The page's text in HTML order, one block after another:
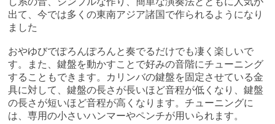
出て、今では多くの東南アジア諸国で作られるようになり
ました
おやゆびでぽろんぽろんと奏でるだけでも凄く楽しいで
す。また、鍵盤を動かすことで好みの音階にチューニング
することもできます。カリンバの鍵盤を固定させている金
具に対して、鍵盤の長さが長いほど音程が低くなり、鍵盤
の長さが短いほど音程が高くなります。チューニングに
は、専用の小さいハンマーやペンチが用いられます。